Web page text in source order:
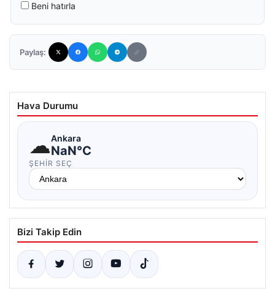
Beni hatırla
Paylaş:
Hava Durumu
☁Ankara
NaN°C
ŞEHIR SEÇ
Bizi Takip Edin